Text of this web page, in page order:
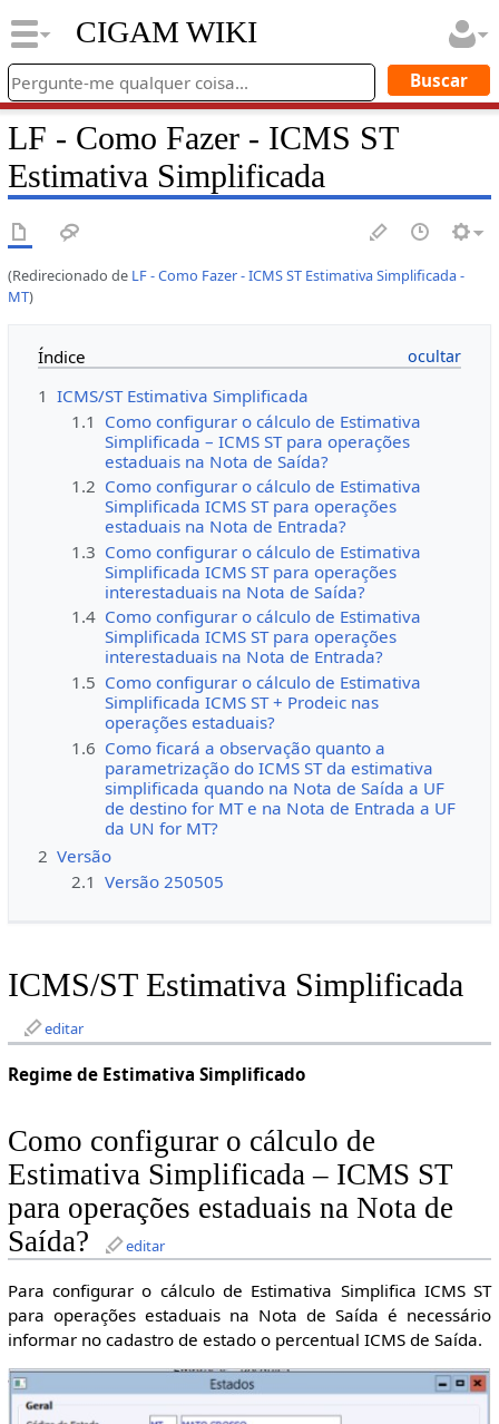
CIGAM WIKI
LF - Como Fazer - ICMS ST
Estimativa Simplificada
(Redirecionado de LF - Como Fazer - ICMS ST Estimativa Simplificada -
MT)
Índice
1 ICMS/ST Estimativa Simplificada
1.1 Como configurar o cálculo de Estimativa
Simplificada – ICMS ST para operações
estaduais na Nota de Saída?
1.2 Como configurar o cálculo de Estimativa
Simplificada ICMS ST para operações
estaduais na Nota de Entrada?
1.3 Como configurar o cálculo de Estimativa
Simplificada ICMS ST para operações
interestaduais na Nota de Saída?
1.4 Como configurar o cálculo de Estimativa
Simplificada ICMS ST para operações
interestaduais na Nota de Entrada?
1.5 Como configurar o cálculo de Estimativa
Simplificada ICMS ST + Prodeic nas
operações estaduais?
1.6 Como ficará a observação quanto a
parametrização do ICMS ST da estimativa
simplificada quando na Nota de Saída a UF
de destino for MT e na Nota de Entrada a UF
da UN for MT?
2 Versão
2.1 Versão 250505
ICMS/ST Estimativa Simplificada
editar
Regime de Estimativa Simplificado
Como configurar o cálculo de
Estimativa Simplificada – ICMS ST
para operações estaduais na Nota de
Saída?
editar
Para configurar o cálculo de Estimativa Simplifica ICMS ST
para operações estaduais na Nota de Saída é necessário
informar no cadastro de estado o percentual ICMS de Saída.